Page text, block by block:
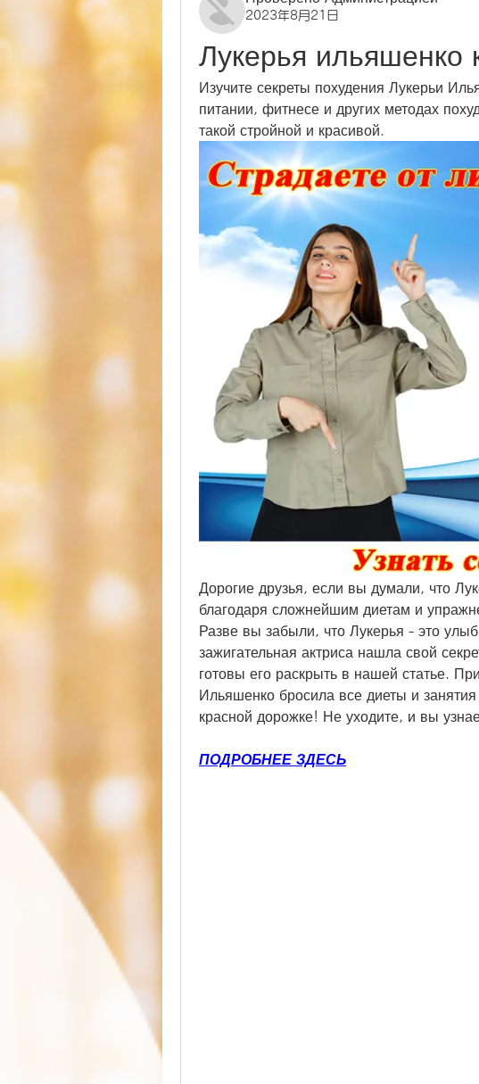
2023年8月21日
Лукерья ильяшенко
Изучите секреты похудения Лукерьи
питании, фитнесе и других методах
такой стройной и красивой.
Дорогие друзья, если вы думали, что
благодаря сложнейшим диетам и
Разве вы забыли, что Лукерья - это
зажигательная актриса нашла свой
готовы его раскрыть в нашей статье.
Ильяшенко бросила все диеты и
красной дорожке! Не уходите, и вы
ПОДРОБНЕЕ ЗДЕСЬ